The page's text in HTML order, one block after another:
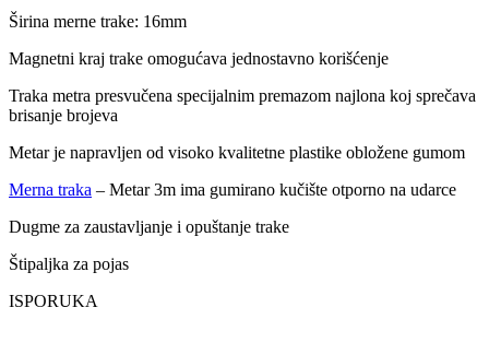
Širina merne trake: 16mm
Magnetni kraj trake omogućava jednostavno korišćenje
Traka metra presvučena specijalnim premazom najlona koj sprečava
brisanje brojeva
Metar je napravljen od visoko kvalitetne plastike obložene gumom
Merna traka – Metar 3m ima gumirano kučište otporno na udarce
Dugme za zaustavljanje i opuštanje trake
Štipaljka za pojas
ISPORUKA